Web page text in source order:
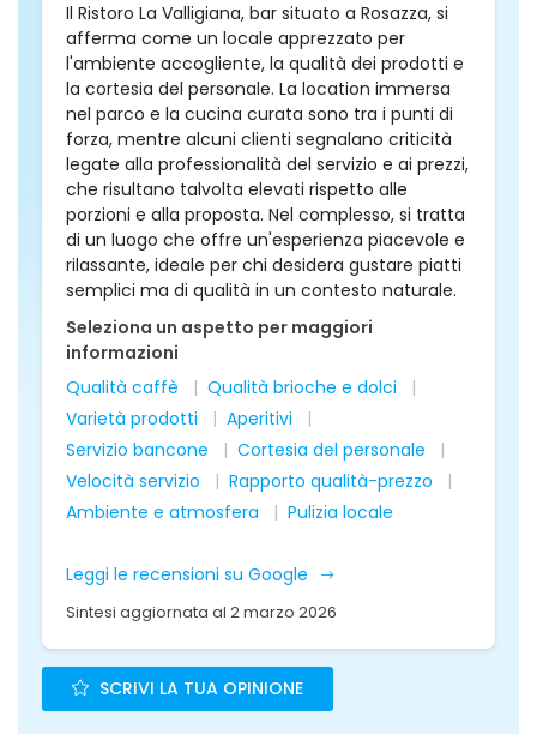
Il Ristoro La Valligiana, bar situato a Rosazza, si
afferma come un locale apprezzato per
l'ambiente accogliente, la qualità dei prodotti e
la cortesia del personale. La location immersa
nel parco e la cucina curata sono tra i punti di
forza, mentre alcuni clienti segnalano criticità
legate alla professionalità del servizio e ai prezzi,
che risultano talvolta elevati rispetto alle
porzioni e alla proposta. Nel complesso, si tratta
di un luogo che offre un'esperienza piacevole e
rilassante, ideale per chi desidera gustare piatti
semplici ma di qualità in un contesto naturale.
Seleziona un aspetto per maggiori
informazioni
Qualità caffè
Qualità brioche e dolci
Varietà prodotti
Aperitivi
Servizio bancone
Cortesia del personale
Velocità servizio
Rapporto qualità-prezzo
Ambiente e atmosfera
Pulizia locale
Leggi le recensioni su Google
Sintesi aggiornata al 2 marzo 2026
SCRIVI LA TUA OPINIONE